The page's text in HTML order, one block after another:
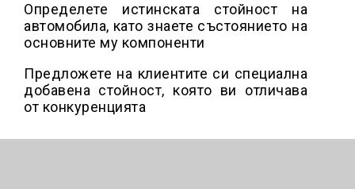
Определете истинската стойност на
автомобила, като знаете състоянието на
основните му компоненти
Предложете на клиентите си специална
добавена стойност, която ви отличава
от конкуренцията